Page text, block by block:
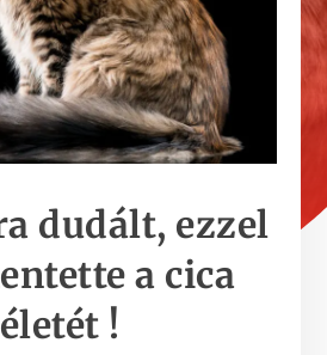
dudált, ezzel
a cica
életét !